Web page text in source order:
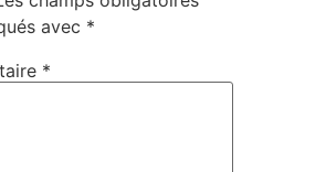
avec *
*